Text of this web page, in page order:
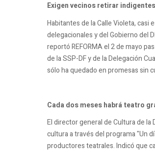
Exigen vecinos retirar
Habitantes de la Calle Violeta, casi
delegacionales y del Gobierno del
reportó REFORMA el 2 de mayo
de la SSP-DF y de la Delegación
sólo ha quedado en promesas sin
Cada dos meses habrá teatro
El director general de Cultura de
cultura a través del programa "Un
productores teatrales. Indicó que